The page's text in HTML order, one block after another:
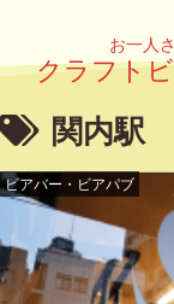
お一人
クラフト
関内駅
ビアバー・ビアパブ